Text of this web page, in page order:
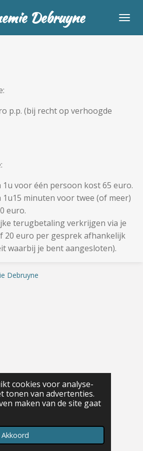
cookies voor analyse-
tonen van advertenties.
maken van de site gaat
Akkoord
Debruyne
p.p. (bij recht op verhoogde
1u voor één persoon kost 65 euro.
1u15 minuten voor twee (of meer)
euro.
terugbetaling verkrijgen via je
20 euro per gesprek afhankelijk
waarbij je bent aangesloten).
Debruyne